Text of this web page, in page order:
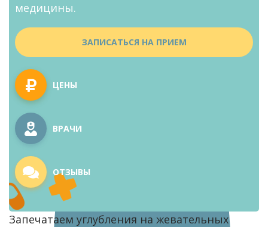
медицины.
ЗАПИСАТЬСЯ НА ПРИЕМ
ЦЕНЫ
ВРАЧИ
ОТЗЫВЫ
Запечатаем углубления на жевательных